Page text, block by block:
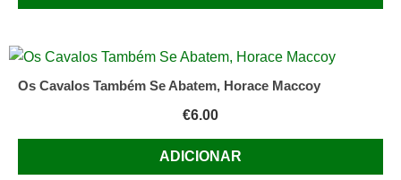
Os Cavalos Também Se Abatem, Horace Maccoy
€6.00
ADICIONAR